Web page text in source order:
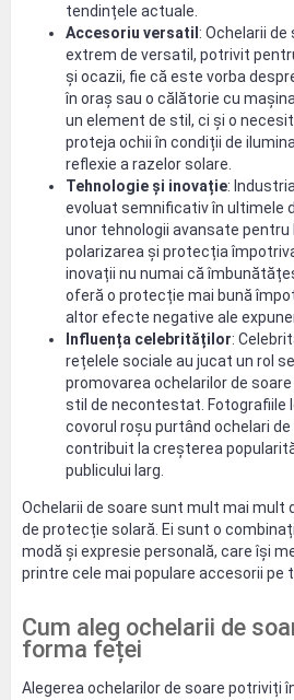
tendințele actuale.
Accesoriu versatil : Ochelarii
extrem de versatil, potrivit
și ocazii, fie că este vorba
în oraș sau o călătorie cu
un element de stil, ci și o
proteja ochii în condiții de
reflexie a razelor solare.
Tehnologie și inovație:
evoluat semnificativ în ultimele
unor tehnologii avansate pentru
polarizarea și protecția
inovații nu numai că
oferă o protecție mai bună
altor efecte negative ale
Influența celebrităților:
rețelele sociale au jucat un rol
promovarea ochelarilor de
stil de necontestat. Fotografiile
covorul roșu purtând ochelari de
contribuit la creșterea
publicului larg.
Ochelarii de soare sunt mult mai mult
de protecție solară. Ei sunt o
modă și expresie personală, care își
printre cele mai populare accesorii pe
Cum aleg ochelarii de
forma feței
Alegerea ochelarilor de soare potriviți